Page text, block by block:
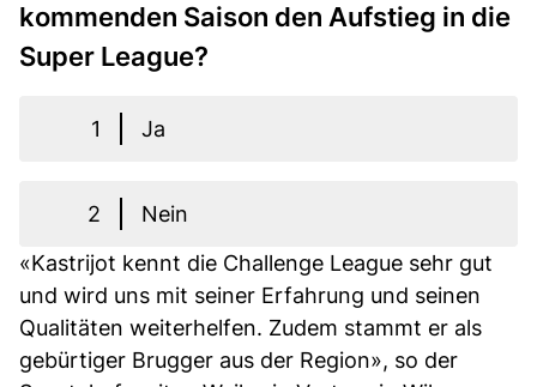
kommenden Saison den Aufstieg in die
Super League?
1 Ja
2
Nein
«Kastrijot kennt die Challenge League sehr gut
und wird uns mit seiner Erfahrung und seinen
Qualitäten weiterhelfen. Zudem stammt er als
gebürtiger Brugger aus der Region», so der